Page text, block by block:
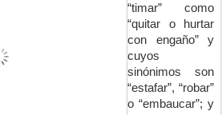
“timar” como
“quitar o hurtar
con engaño” y
cuyos
sinónimos son
“estafar”, “robar”
o “embaucar”; y